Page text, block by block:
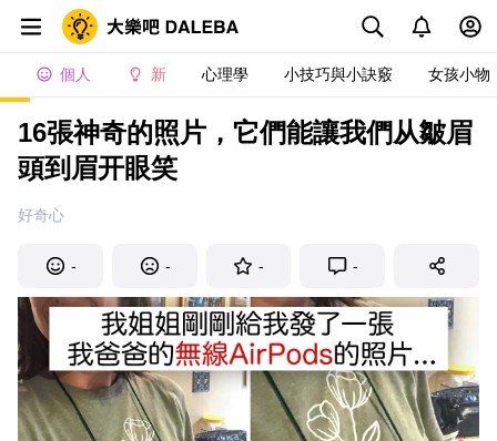
個人 新 心理學 小技巧與小訣竅 女孩小物
16張神奇的照片，它們能讓我們从皺眉
頭到眉开眼笑
好奇心
- - - -